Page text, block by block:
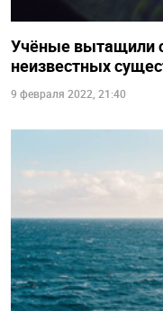
Учёные вытащили
неизвестных
9 февраля 2022, 21:40